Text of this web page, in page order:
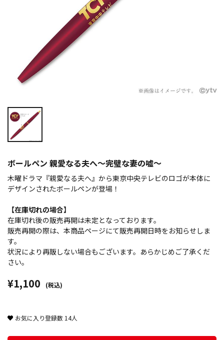
ボールペン 親愛なる夫へ～完璧な妻の嘘～
木曜ドラマ『親愛なる夫へ』から東京中央テレビのロゴが本体に
デザインされたボールペンが登場！
【在庫切れの場合】
在庫切れ後の販売再開は未定となっております。
販売再開の際は、本商品ページにて販売再開日時をお知らせしま
す。
状況により再販しない場合もございます。あらかじめご了承くだ
さい。
¥1,100 (税込)
お気に入り登録数 14人